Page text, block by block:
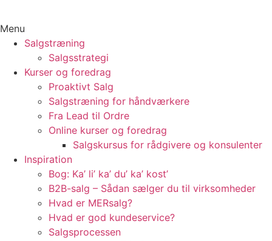
Menu
Salgstræning
Salgsstrategi
Kurser og foredrag
Proaktivt Salg
Salgstræning for håndværkere
Fra Lead til Ordre
Online kurser og foredrag
Salgskursus for rådgivere og konsulenter
Inspiration
Bog: Ka’ li’ ka’ du’ ka’ kost’
B2B-salg – Sådan sælger du til virksomheder
Hvad er MERsalg?
Hvad er god kundeservice?
Salgsprocessen